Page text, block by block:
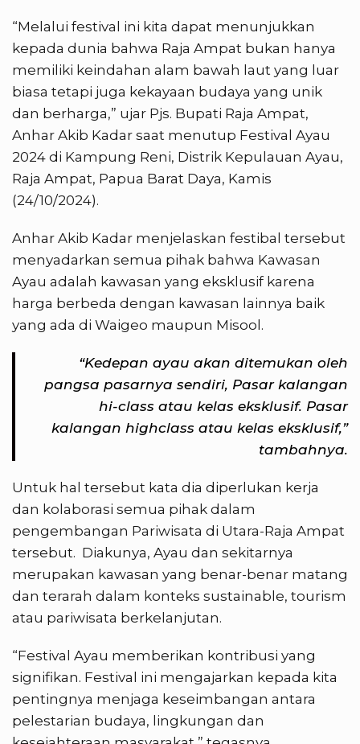
“Melalui festival ini kita dapat menunjukkan
kepada dunia bahwa Raja Ampat bukan hanya
memiliki keindahan alam bawah laut yang luar
biasa tetapi juga kekayaan budaya yang unik
dan berharga,” ujar Pjs. Bupati Raja Ampat,
Anhar Akib Kadar saat menutup Festival Ayau
2024 di Kampung Reni, Distrik Kepulauan Ayau,
Raja Ampat, Papua Barat Daya, Kamis
(24/10/2024).
Anhar Akib Kadar menjelaskan festibal tersebut
menyadarkan semua pihak bahwa Kawasan
Ayau adalah kawasan yang eksklusif karena
harga berbeda dengan kawasan lainnya baik
yang ada di Waigeo maupun Misool.
“Kedepan ayau akan ditemukan oleh
pangsa pasarnya sendiri, Pasar kalangan
hi-class atau kelas eksklusif. Pasar
kalangan highclass atau kelas eksklusif,”
tambahnya.
Untuk hal tersebut kata dia diperlukan kerja
dan kolaborasi semua pihak dalam
pengembangan Pariwisata di Utara-Raja Ampat
tersebut. Diakunya, Ayau dan sekitarnya
merupakan kawasan yang benar-benar matang
dan terarah dalam konteks sustainable, tourism
atau pariwisata berkelanjutan.
“Festival Ayau memberikan kontribusi yang
signifikan. Festival ini mengajarkan kepada kita
pentingnya menjaga keseimbangan antara
pelestarian budaya, lingkungan dan